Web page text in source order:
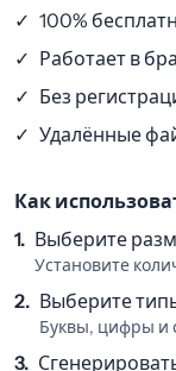
✓ 100%
✓ Работает в
✓ Без
✓ Удалённые
Как
1. Выберите
Установите
2. Выберите
Буквы, цифры и
3.